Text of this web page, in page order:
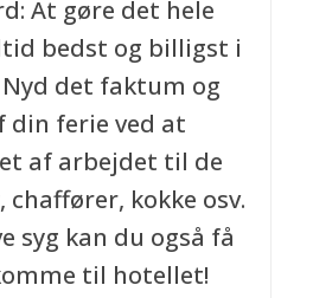
At gøre det hele
bedst og billigst i
det faktum og
din ferie ved at
af arbejdet til de
chaffører, kokke osv.
syg kan du også få
til hotellet!